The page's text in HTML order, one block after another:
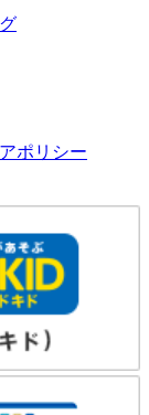
ポリシー